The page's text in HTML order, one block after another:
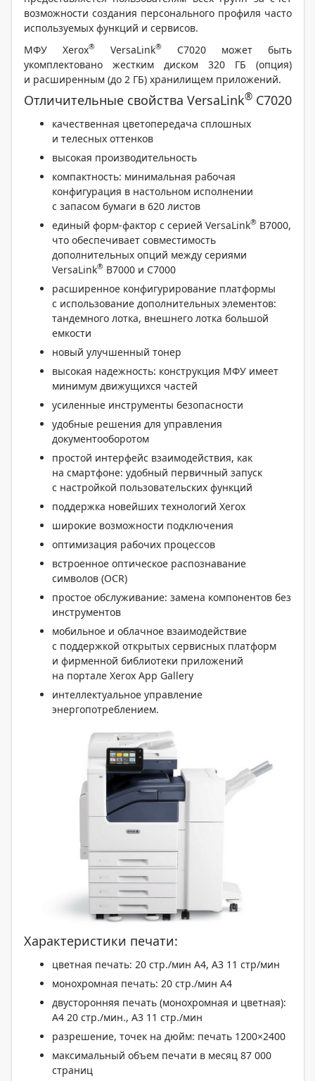
возможности создания персонального профиля часто
используемых функций и сервисов.
МФУ Xerox® VersaLink®
C7020 может быть
укомплектовано жестким диском 320 ГБ (опция)
и расширенным (до 2 ГБ) хранилищем приложений.
Отличительные свойства VersaLink® C7020
качественная цветопередача сплошных
и телесных оттенков
высокая производительность
компактность: минимальная рабочая
конфигурация в настольном исполнении
с запасом бумаги в 620 листов
единый форм-фактор с серией VersaLink® B7000,
что обеспечивает совместимость
дополнительных опций между сериями
VersaLink® B7000 и С7000
расширенное конфигурирование платформы
с использование дополнительных элементов:
тандемного лотка, внешнего лотка большой
емкости
новый улучшенный тонер
высокая надежность: конструкция МФУ имеет
минимум движущихся частей
усиленные инструменты безопасности
удобные решения для управления
документооборотом
простой интерфейс взаимодействия, как
на смартфоне: удобный первичный запуск
с настройкой пользовательских функций
поддержка новейших технологий Xerox
широкие возможности подключения
оптимизация рабочих процессов
встроенное оптическое распознавание
символов (OCR)
простое обслуживание: замена компонентов без
инструментов
мобильное и облачное взаимодействие
с поддержкой открытых сервисных платформ
и фирменной библиотеки приложений
на портале Xerox App Gallery
интеллектуальное управление
энергопотреблением.
Характеристики печати:
цветная печать: 20 стр./мин A4, А3 11 стр/мин
монохромная печать: 20 стр./мин A4
двусторонняя печать (монохромная и цветная):
А4 20 стр./мин., А3 11 стр./мин
разрешение, точек на дюйм: печать 1200×2400
максимальный объем печати в месяц 87 000
страниц